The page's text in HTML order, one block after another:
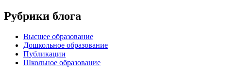
Рубрики блога
Высшее образование
Дошкольное образование
Публикации
Школьное образование